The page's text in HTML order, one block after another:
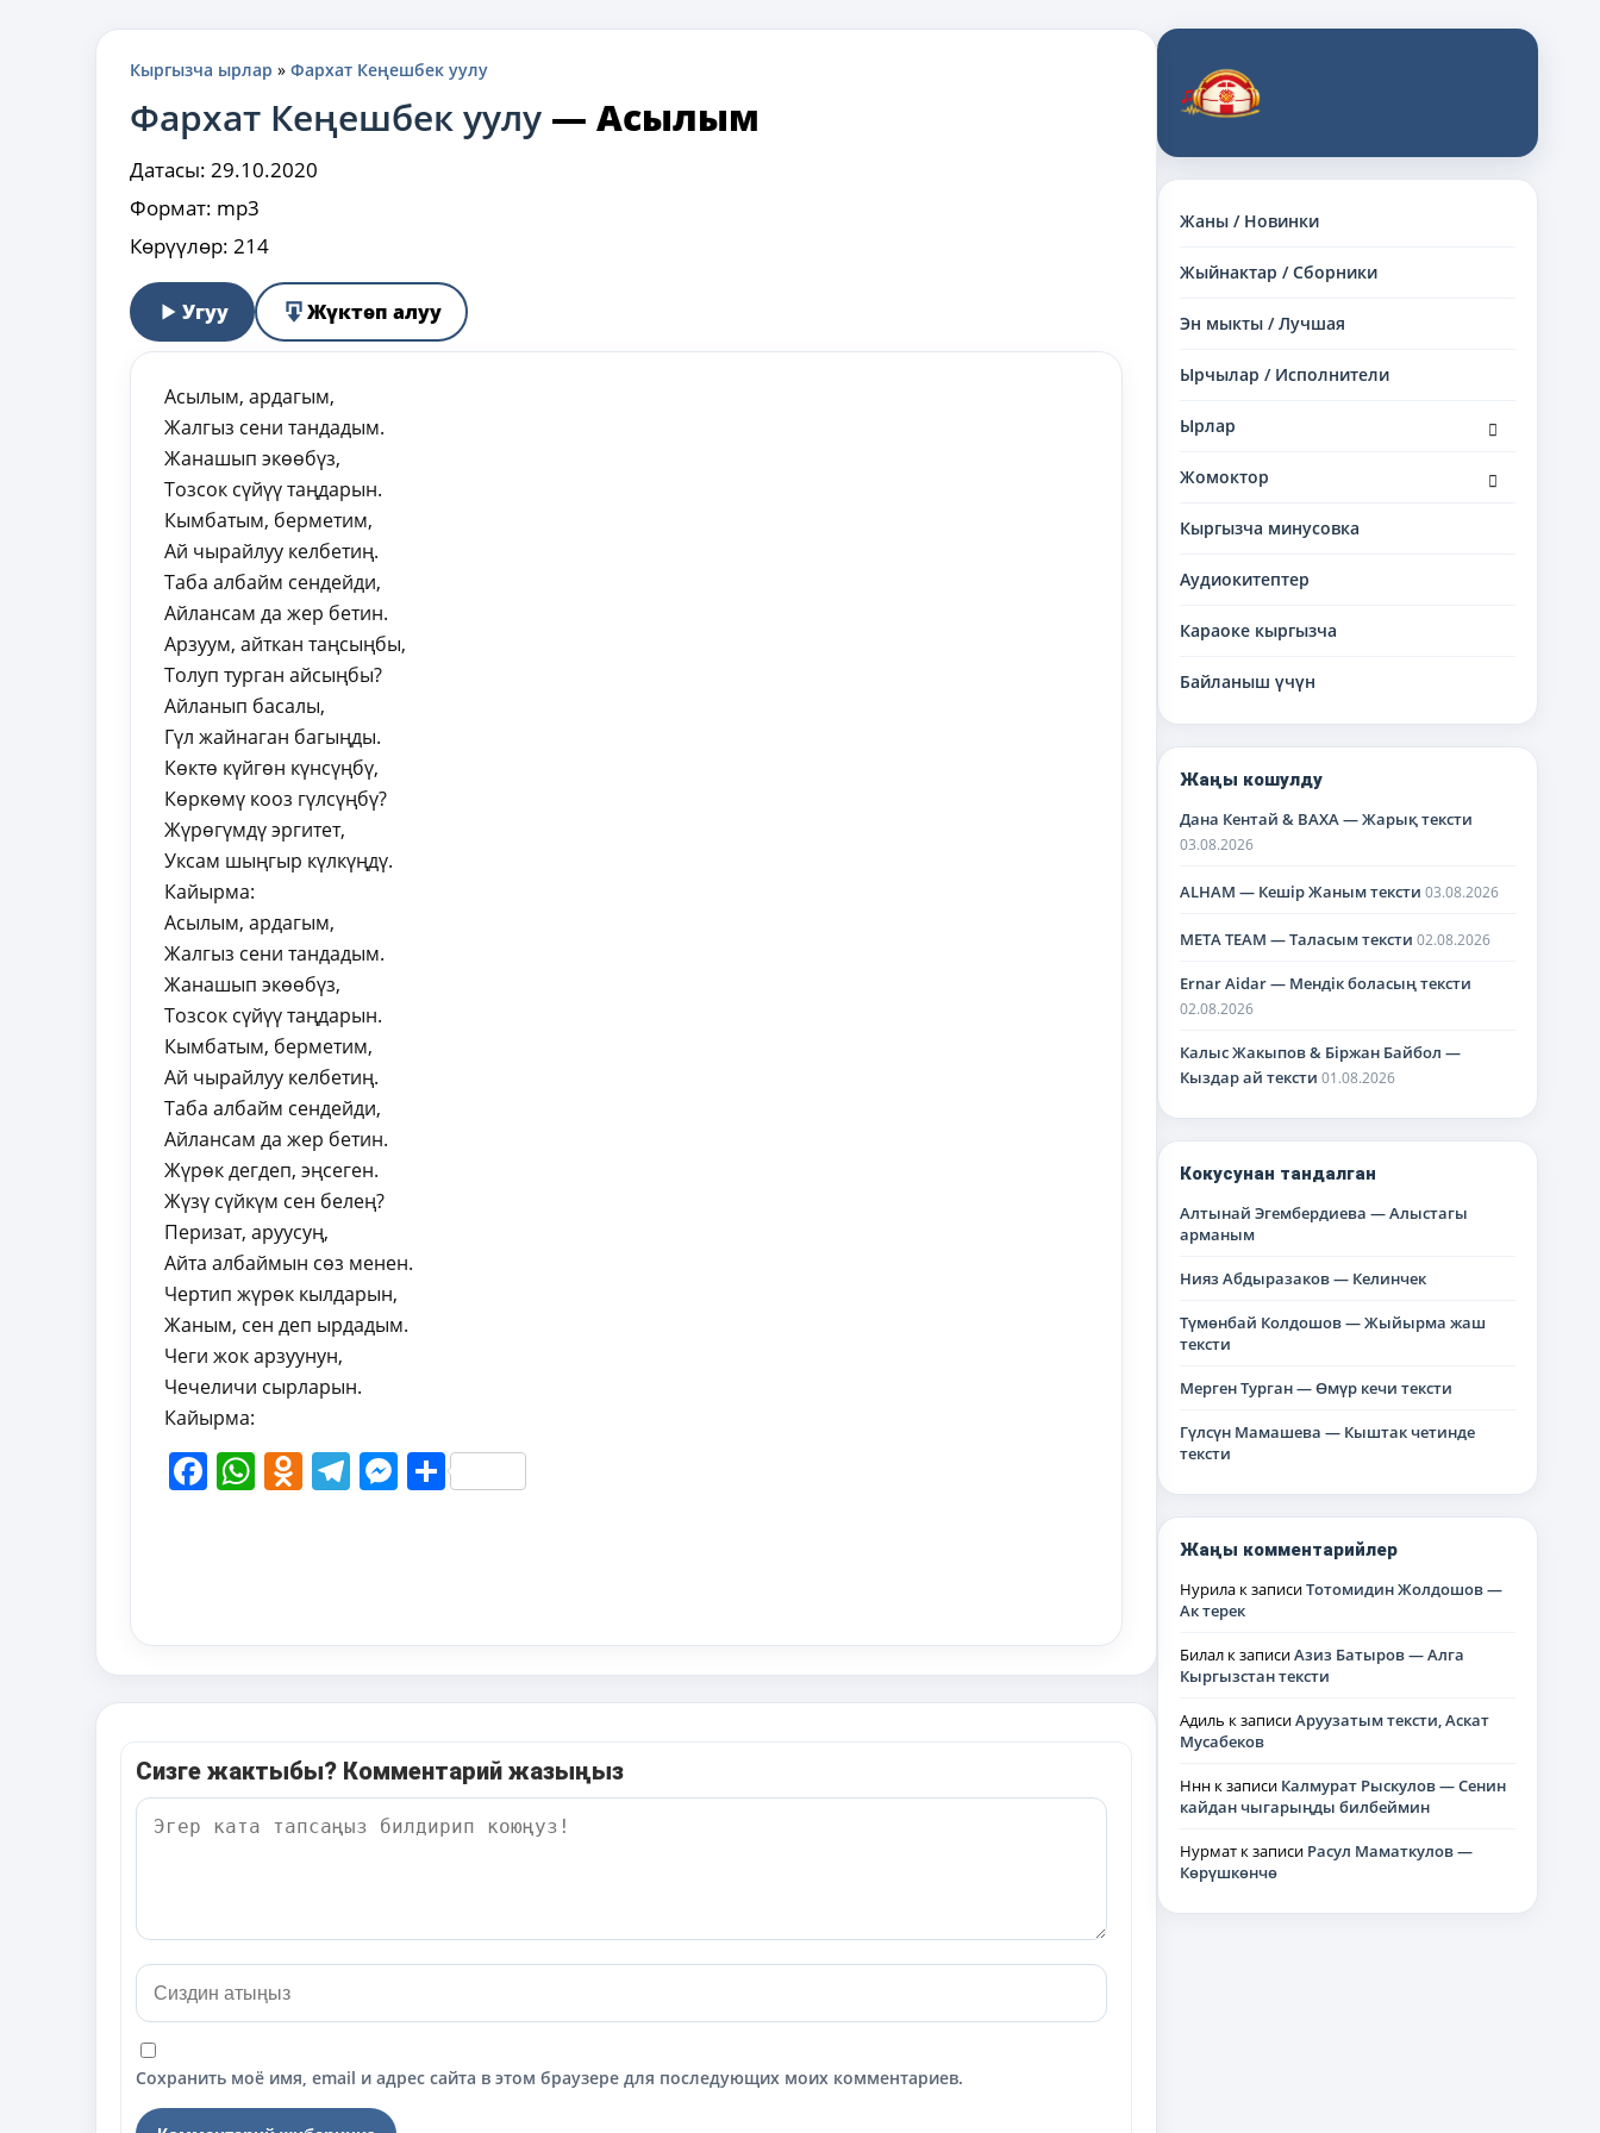
Жаны / Новинки
Жыйнактар / Сборники
Эн мыкты / Лучшая
Ырчылар / Исполнители
Ырлар
дочернее
Жомоктор
дочернее
Кыргызча минусовка
Аудиокитептер
Караоке кыргызча
Байланыш үчүн
Жаңы кошулду
Дана Кентай & BAXA — Жарық тексти
03.08.2026
ALHAM — Кешір Жаным тексти 03.08.2026
META TEAM — Таласым тексти 02.08.2026
Ernar Aidar — Мендік боласың тексти
02.08.2026
Калыс Жакыпов & Біржан Байбол —
Кыздар ай тексти 01.08.2026
Кокусунан тандалган
Алтынай Эгембердиева — Алыстагы
арманым
Нияз Абдыразаков — Келинчек
Түмөнбай Колдошов — Жыйырма жаш
тексти
Мерген Турган — Өмүр кечи тексти
Гүлсүн Мамашева — Кыштак четинде
тексти
Жаңы комментарийлер
Нурила к записиТотомидин Жолдошов —
Ак терек
Билал к записиАзиз Батыров — Алга
Кыргызстан тексти
Адиль к записиАруузатым тексти, Аскат
Мусабеков
Ннн к записи Калмурат Рыскулов — Сенин
кайдан чыгарыңды билбеймин
Нурмат к записи Расул Маматкулов —
Көрүшкөнчө
Кыргызча ырлар » Фархат Кеңешбек уулу
Фархат Кеңешбек уулу — Асылым
Датасы: 29.10.2020
Формат: mp3
Көрүүлөр: 214
Угуу Жүктөп алуу
Асылым, ардагым,
Жалгыз сени тандадым.
Жанашып экөөбүз,
Тозсок сүйүү таңдарын.
Кымбатым, берметим,
Ай чырайлуу келбетиң.
Таба албайм сендейди,
Айлансам да жер бетин.
Арзуум, айткан таңсыңбы,
Толуп турган айсыңбы?
Айланып басалы,
Гүл жайнаган багыңды.
Көктө күйгөн күнсүңбү,
Көркөмү кооз гүлсүңбү?
Жүрөгүмдү эргитет,
Уксам шыңгыр күлкүңдү.
Кайырма:
Асылым, ардагым,
Жалгыз сени тандадым.
Жанашып экөөбүз,
Тозсок сүйүү таңдарын.
Кымбатым, берметим,
Ай чырайлуу келбетиң.
Таба албайм сендейди,
Айлансам да жер бетин.
Жүрөк дегдеп, эңсеген.
Жүзү сүйкүм сен белең?
Перизат, аруусуң,
Айта албаймын сөз менен.
Чертип жүрөк кылдарын,
Жаным, сен деп ырдадым.
Чеги жок арзуунун,
Чечеличи сырларын.
Кайырма:
Facebook
WhatsApp
Odnoklassniki
Telegram
Messenger
Share
Сизге жактыбы? Комментарий жазыңыз
Сохранить моё имя, email и адрес сайта в этом браузере для последующих моих комментариев.